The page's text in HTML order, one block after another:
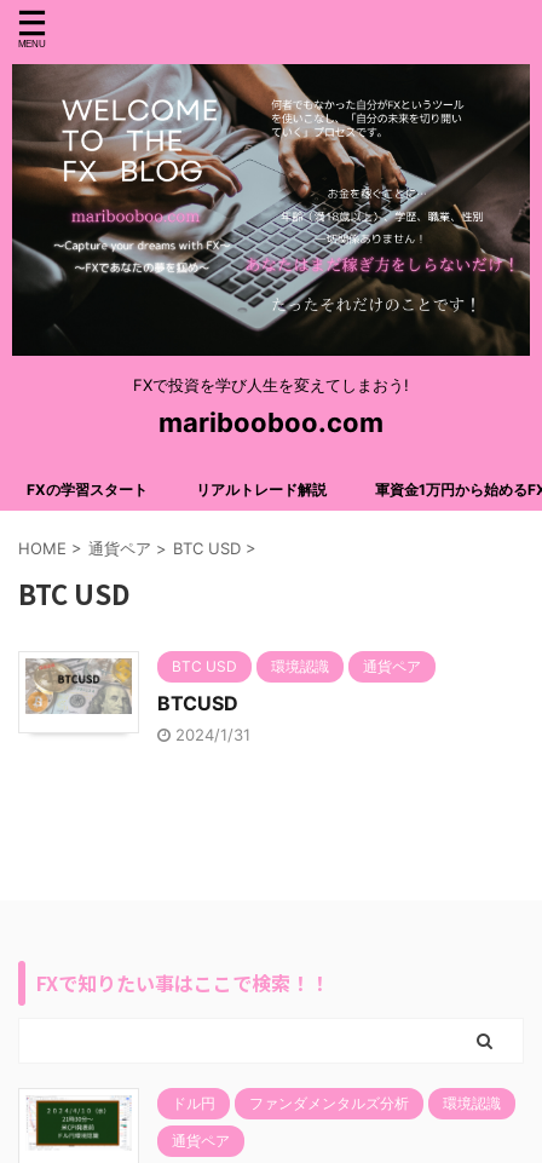
FXで投資を学び人生を変えてしまおう!
maribooboo.com
FXの学習スタート リアルトレード解説 軍資金1万円から始める
HOME > 通貨ペア > BTC USD >
BTC USD
BTC USD 環境認識 通貨ペア
BTCUSD
2024/1/31
FXで知りたい事はここで検索！！
ドル円 ファンダメンタルズ分析 環境認識
通貨ペア